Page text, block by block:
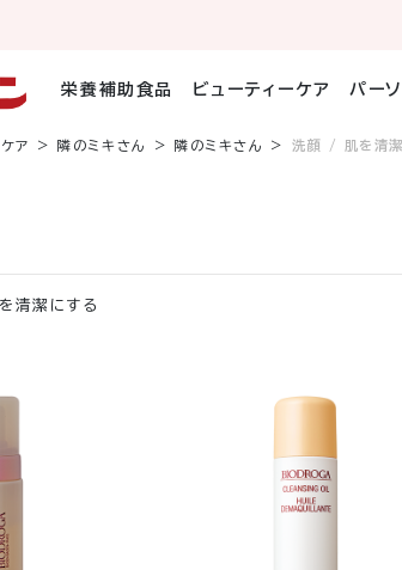
栄養補助食品 ビューティーケア パー
ア 隣のミキさん 隣のミキさん 洗顔 / 肌を清潔
清潔にする